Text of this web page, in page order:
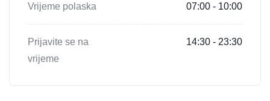
Vrijeme polaska 07:00 - 10:00
Prijavite se na
vrijeme
14:30 - 23:30